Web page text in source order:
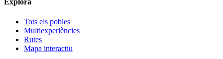
Explora
Tots els pobles
Multiexperiències
Rutes
Mapa interactiu